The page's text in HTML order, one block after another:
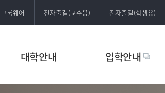
그룹웨어 전자출결(교수용) 전자출결(학생용)
대학안내 입학안내